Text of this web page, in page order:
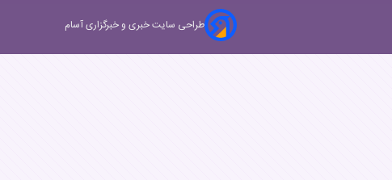
طراحی سایت خبری و خبرگزاری آسام